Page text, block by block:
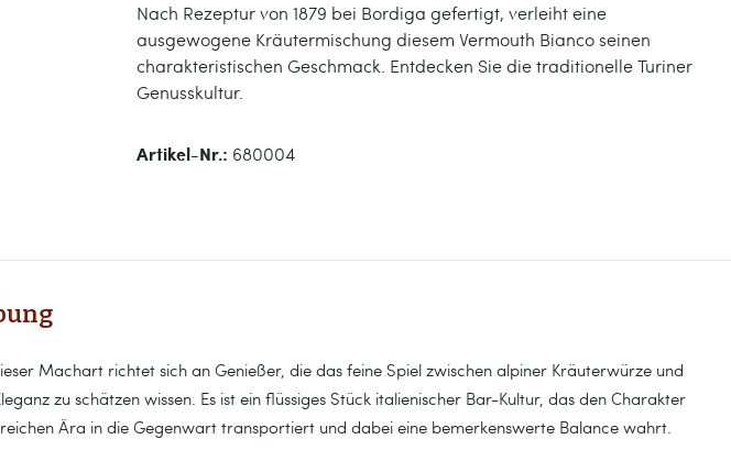
Nach Rezeptur von 1879 bei Bordiga gefertigt, verleiht eine
ausgewogene Kräutermischung diesem Vermouth Bianco seinen
charakteristischen Geschmack. Entdecken Sie die traditionelle Turiner
Genusskultur.
Artikel-Nr.: 680004
Machart richtet sich an Genießer, die das feine Spiel zwischen alpiner Kräuterwürze und
zu schätzen wissen. Es ist ein flüssiges Stück italienischer Bar-Kultur, das den Charakter
Ära in die Gegenwart transportiert und dabei eine bemerkenswerte Balance wahrt.